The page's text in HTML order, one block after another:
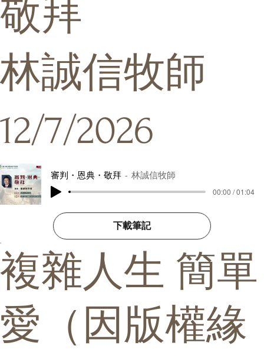
12/7/2026
林誠信牧師
敬拜
審判・恩典・敬拜
林誠信牧師
00:00 / 01:04
下載筆記
複雜人生 簡單
愛（因版權緣